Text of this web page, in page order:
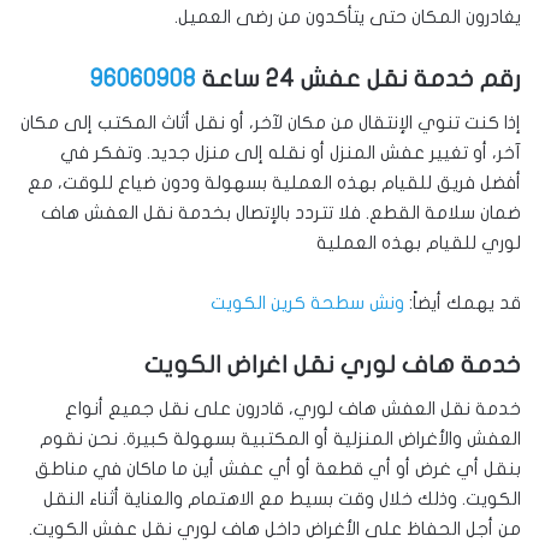
يغادرون المكان حتى يتأكدون من رضى العميل.
رقم خدمة نقل عفش 24 ساعة 96060908
إذا كنت تنوي الإنتقال من مكان لآخر، أو نقل أثاث المكتب إلى مكان
آخر، أو تغيير عفش المنزل أو نقله إلى منزل جديد. وتفكر في
أفضل فريق للقيام بهذه العملية بسهولة ودون ضياع للوقت، مع
ضمان سلامة القطع. فلا تتردد بالإتصال بخدمة نقل العفش هاف
لوري للقيام بهذه العملية
قد يهمك أيضاً: ونش سطحة كرين الكويت
خدمة هاف لوري نقل اغراض الكويت
خدمة نقل العفش هاف لوري، قادرون على نقل جميع أنواع
العفش والأغراض المنزلية أو المكتبية بسهولة كبيرة. نحن نقوم
بنقل أي غرض أو أي قطعة أو أي عفش أين ما ماكان في مناطق
الكويت. وذلك خلال وقت بسيط مع الاهتمام والعناية أثناء النقل
من أجل الحفاظ على الأغراض داخل هاف لوري نقل عفش الكويت.